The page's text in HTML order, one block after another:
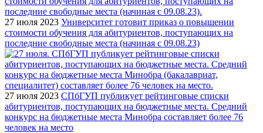
27 июля 2023 Университет готовит приказ о повышении
стоимости обучения для абитуриентов, поступающих на
последние свободные места (начиная с 09.08.23)
27 июля 2023 СПбГУП публикует рейтинговые списки
абитуриентов, поступающих на бюджетные места. Средний
конкурс на бюджетные места Минобра составляет более 76
человек на место